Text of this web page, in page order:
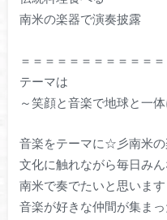
南米の楽器で演奏披露
＝＝＝＝＝＝＝＝＝＝＝
テーマは
～笑顔と音楽で地球と一体
音楽をテーマに☆彡南米の
文化に触れながら毎日み
南米で奏でたいと思います
音楽が好きな仲間が集まっ